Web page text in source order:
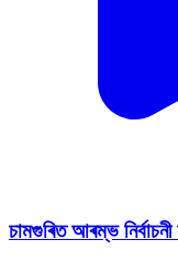
চামগুৰিত আৰম্ভ